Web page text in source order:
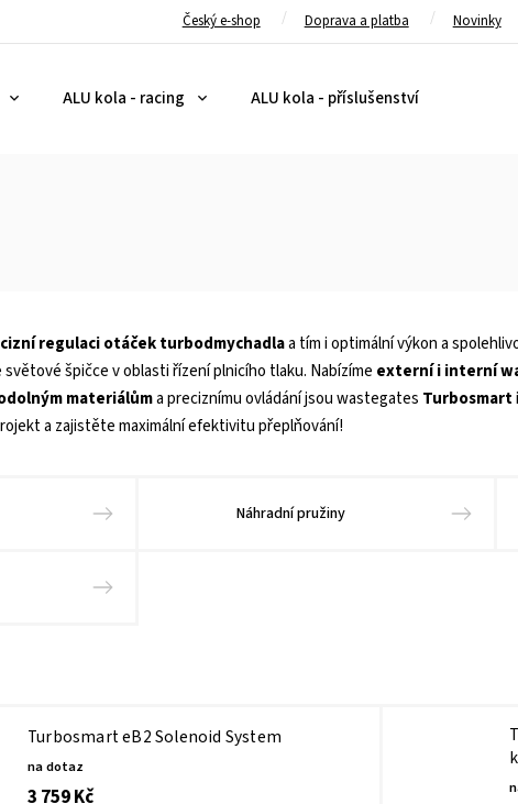
Český e-shop Doprava a platba Novinky
ALU kola - racing ALU kola - příslušenství
regulaci otáček turbodmychadlaa tím i optimální výkon a
špičce v oblasti řízení plnicího tlaku. Nabízíme externí i interní
materiálůma preciznímu ovládání jsou wastegates Turbosmart
a zajistěte maximální efektivitu přeplňování!
Náhradní pružiny
Turbosmart eB2 Solenoid System
na dotaz
3 759 Kč